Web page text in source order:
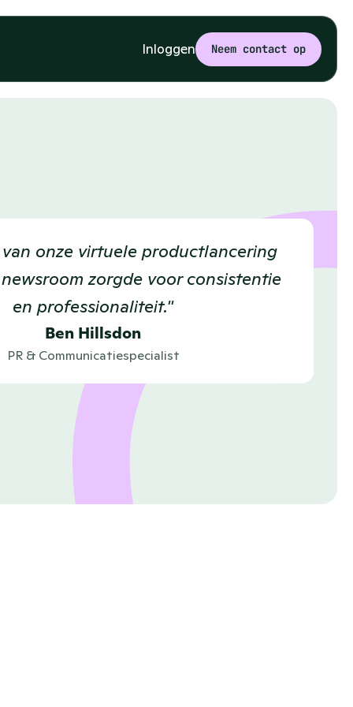
Inloggen Neem contact op
onze virtuele productlancering
zorgde voor consistentie
en professionaliteit."
Ben Hillsdon
PR & Communicatiespecialist